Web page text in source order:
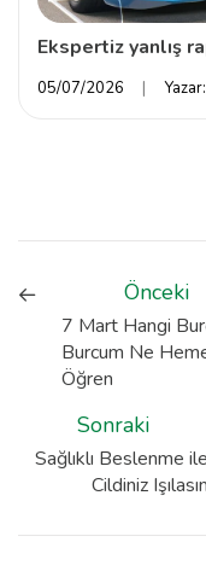
Ekspertiz yanlış
05/07/2026 Yazar:
Önceki
7 Mart Hangi
Burcum Ne
Öğren
Sonraki
Sağlıklı Beslenme ile
Cildiniz Işılasın